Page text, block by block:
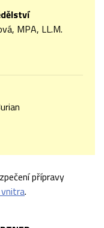
MPA, LL.M.
přípravy
.